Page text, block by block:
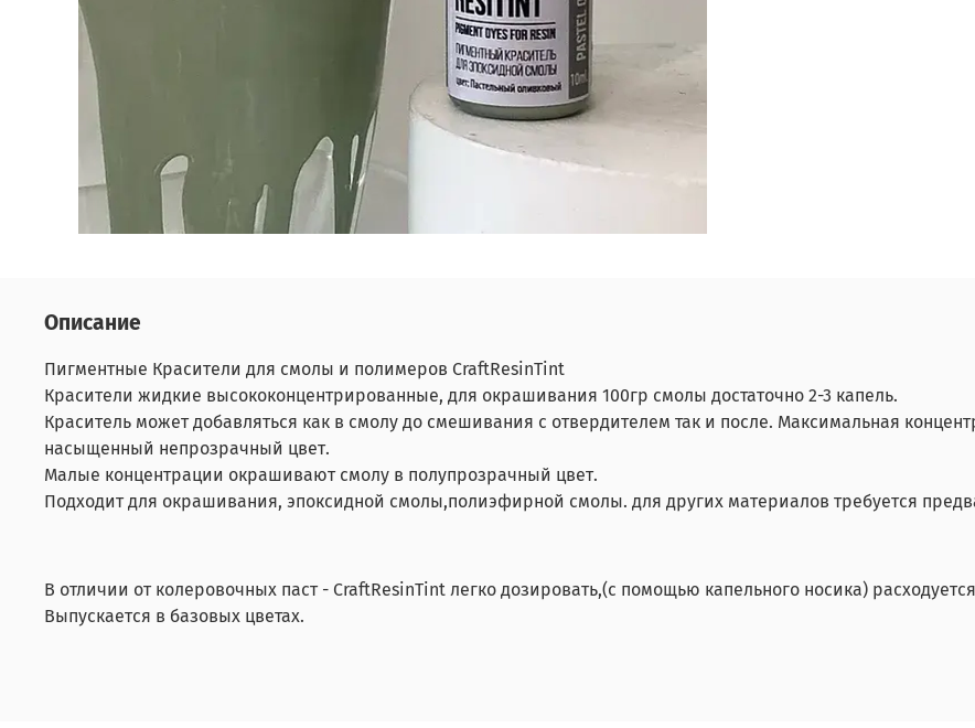
Описание
Пигментные Красители для смолы и полимеров CraftResinTint
Красители жидкие высококонцентрированные, для окрашивания 100гр смолы достаточно 2-3 капель.
Краситель может добавляться как в смолу до смешивания с отвердителем так и после. Максимальная
насыщенный непрозрачный цвет.
Малые концентрации окрашивают смолу в полупрозрачный цвет.
Подходит для окрашивания, эпоксидной смолы,полиэфирной смолы. для других материалов требуется
В отличии от колеровочных паст - CraftResinTint легко дозировать,(с помощью капельного носика)
Выпускается в базовых цветах.